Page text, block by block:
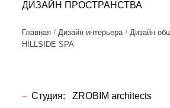
ДИЗАЙН ПРОСТРАНСТВА
Главная Дизайн интерьера
Дизайн
HILLSIDE SPA
Студия: ZROBIM architects